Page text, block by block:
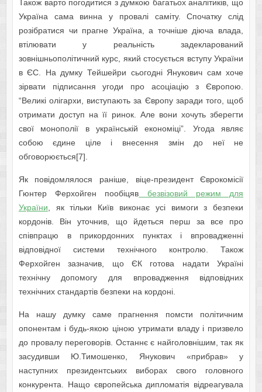
Також варто погодитися з думкою багатьох аналітиків, що
Україна сама винна у провалі саміту. Спочатку слід
розібратися чи прагне Україна, а точніше діюча влада,
втілювати у реальність задекларований
зовнішньополітичний курс, який стосується вступу України
в ЄС. На думку Тейшейри сьогодні Янукович сам хоче
зірвати підписання угоди про асоціацію з Європою.
“Великі олігархи, виступають за Європу заради того, щоб
отримати доступ на її ринок. Але вони хочуть зберегти
свої монополії в українській економіці”. Угода являє
собою єдине ціле і внесення змін до неї не
обговорюється[7].
Як повідомлялося раніше, віце-президент Єврокомісії
Гюнтер Ферхойген пообіцяв безвізовий режим для
України, як тільки Київ виконає усі вимоги з безпеки
кордонів. Він уточнив, що йдеться перш за все про
співпрацю в прикордонних пунктах і впровадженні
відповідної системи технічного контролю. Також
Ферхойген зазначив, що ЄК готова надати Україні
технічну допомогу для впровадження відповідних
технічних стандартів безпеки на кордоні.
На нашу думку саме прагнення помсти політичним
опонентам і будь-якою ціною утримати владу і призвело
до провалу переговорів. Останнє є найголовнішим, так як
засудивши Ю.Тимошенко, Янукович «прибрав» у
наступних президентських виборах свого головного
конкурента. Нащо європейська дипломатія відреагувала